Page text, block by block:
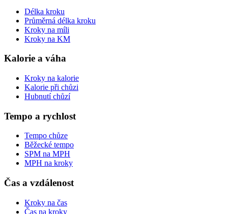
Délka kroku
Průměrná délka kroku
Kroky na míli
Kroky na KM
Kalorie a váha
Kroky na kalorie
Kalorie při chůzi
Hubnutí chůzí
Tempo a rychlost
Tempo chůze
Běžecké tempo
SPM na MPH
MPH na kroky
Čas a vzdálenost
Kroky na čas
Čas na kroky